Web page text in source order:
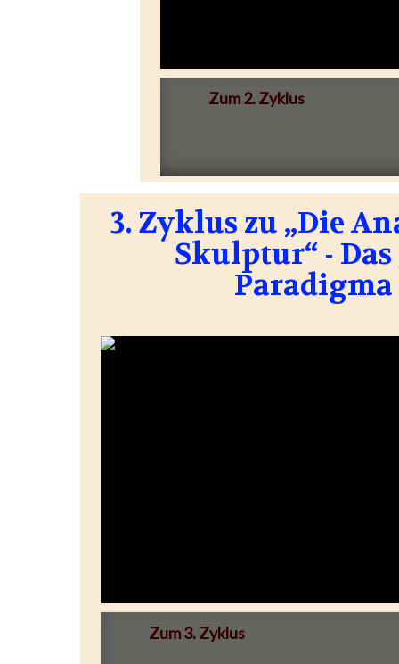
Zum 2. Zyklus
3. Zyklus zu „Die
Skulptur“ - Das
Paradigma
Zum 3. Zyklus